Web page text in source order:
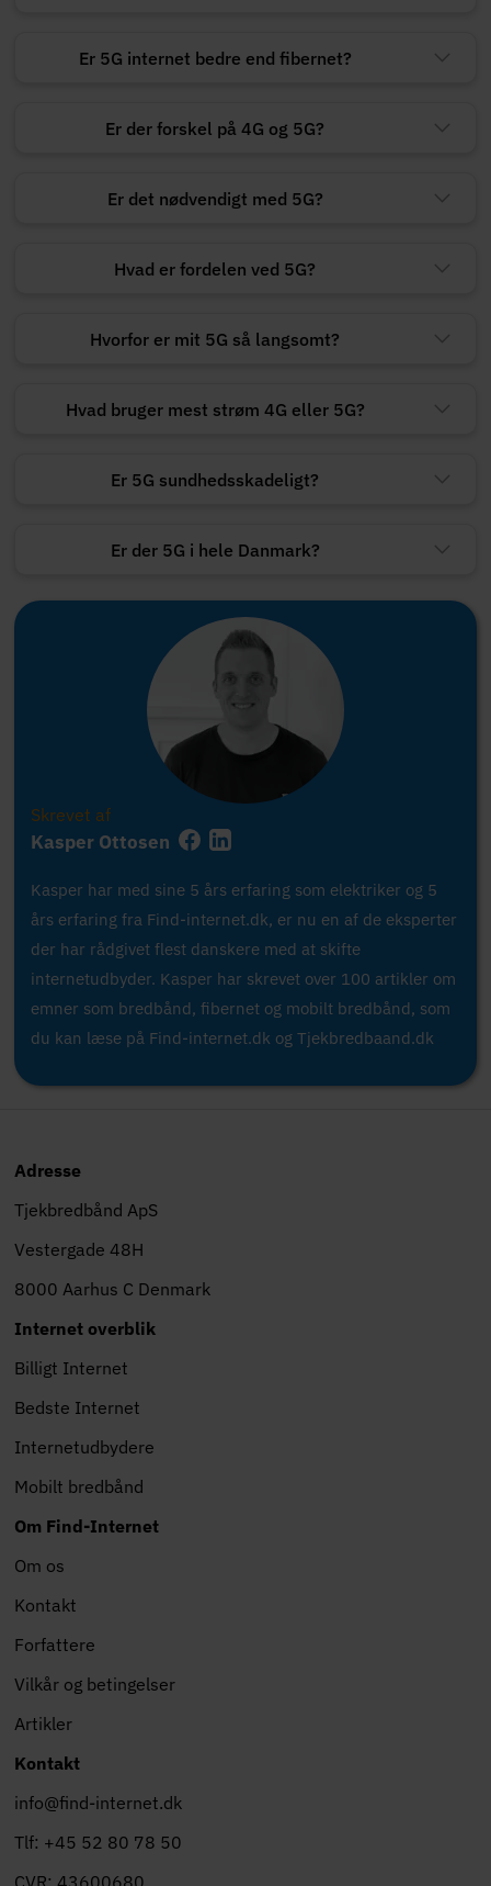
Er 5G internet bedre end fibernet?
Er der forskel på 4G og 5G?
Er det nødvendigt med 5G?
Hvad er fordelen ved 5G?
Hvorfor er mit 5G så langsomt?
Hvad bruger mest strøm 4G eller 5G?
Er 5G sundhedsskadeligt?
Er der 5G i hele Danmark?
Skrevet af
Kasper Ottosen
Kasper har med sine 5 års erfaring som elektriker og 5
års erfaring fra Find-internet.dk, er nu en af de eksperter
der har rådgivet flest danskere med at skifte
internetudbyder. Kasper har skrevet over 100 artikler om
emner som bredbånd, fibernet og mobilt bredbånd, som
du kan læse på Find-internet.dk og Tjekbredbaand.dk
Adresse
Tjekbredbånd ApS
Vestergade 48H
8000 Aarhus C Denmark
Internet overblik
Billigt Internet
Bedste Internet
Internetudbydere
Mobilt bredbånd
Om Find-Internet
Om os
Kontakt
Forfattere
Vilkår og betingelser
Artikler
Kontakt
info@find-internet.dk
Tlf: +45 52 80 78 50